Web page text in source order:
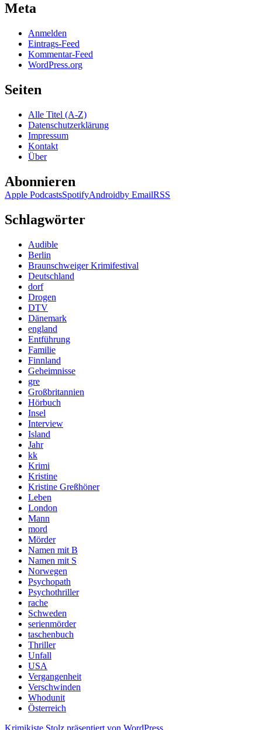
Meta
Anmelden
Eintrags-Feed
Kommentar-Feed
WordPress.org
Seiten
Alle Titel (A-Z)
Datenschutzerklärung
Impressum
Kontakt
Über
Abonnieren
Apple PodcastsSpotifyAndroidby EmailRSS
Schlagwörter
Audible
Berlin
Braunschweiger Krimifestival
Deutschland
dorf
Drogen
DTV
Dänemark
england
Entführung
Familie
Finnland
Geheimnisse
gre
Großbritannien
Hörbuch
Insel
Interview
Island
Jahr
kk
Krimi
Kristine
Kristine Greßhöner
Leben
London
Mann
mord
Mörder
Namen mit B
Namen mit S
Norwegen
Psychopath
Psychothriller
rache
Schweden
serienmörder
taschenbuch
Thriller
Unfall
USA
Vergangenheit
Verschwinden
Whodunit
Österreich
Krimikiste Stolz präsentiert von WordPress